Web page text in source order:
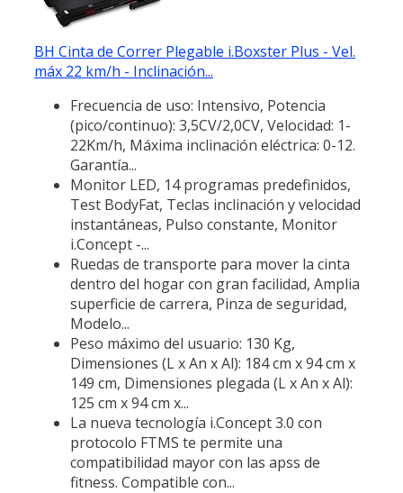
BH Cinta de Correr Plegable i.Boxster Plus - Vel.
máx 22 km/h - Inclinación...
Frecuencia de uso: Intensivo, Potencia
(pico/continuo): 3,5CV/2,0CV, Velocidad: 1-
22Km/h, Máxima inclinación eléctrica: 0-12.
Garantía...
Monitor LED, 14 programas predefinidos,
Test BodyFat, Teclas inclinación y velocidad
instantáneas, Pulso constante, Monitor
i.Concept -...
Ruedas de transporte para mover la cinta
dentro del hogar con gran facilidad, Amplia
superficie de carrera, Pinza de seguridad,
Modelo...
Peso máximo del usuario: 130 Kg,
Dimensiones (L x An x Al): 184 cm x 94 cm x
149 cm, Dimensiones plegada (L x An x Al):
125 cm x 94 cm x...
La nueva tecnología i.Concept 3.0 con
protocolo FTMS te permite una
compatibilidad mayor con las apss de
fitness. Compatible con...